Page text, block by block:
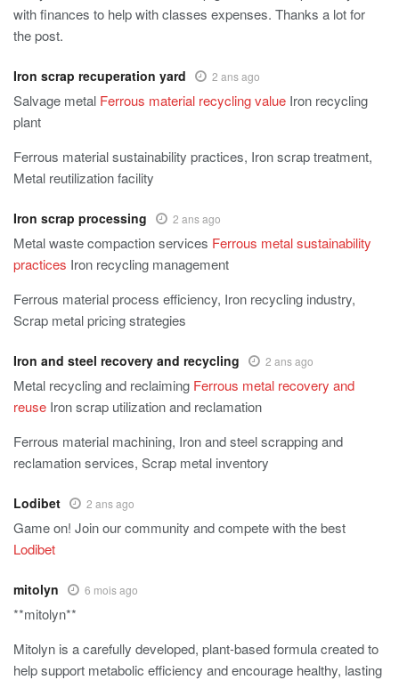
with finances to help with classes expenses. Thanks a lot for
the post.
Iron scrap recuperation yard 2 ans ago
Salvage metal Ferrous material recycling value Iron recycling
plant
Ferrous material sustainability practices, Iron scrap treatment,
Metal reutilization facility
Iron scrap processing 2 ans ago
Metal waste compaction services Ferrous metal sustainability
practices Iron recycling management
Ferrous material process efficiency, Iron recycling industry,
Scrap metal pricing strategies
Iron and steel recovery and recycling 2 ans ago
Metal recycling and reclaiming Ferrous metal recovery and
reuse Iron scrap utilization and reclamation
Ferrous material machining, Iron and steel scrapping and
reclamation services, Scrap metal inventory
Lodibet 2 ans ago
Game on! Join our community and compete with the best
Lodibet
mitolyn 6 mois ago
**mitolyn**
Mitolyn is a carefully developed, plant-based formula created to
help support metabolic efficiency and encourage healthy, lasting